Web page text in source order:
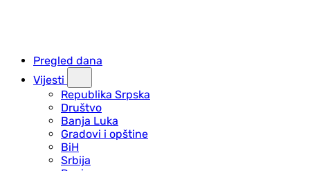
Pregled dana
Vijesti
Republika Srpska
Društvo
Banja Luka
Gradovi i opštine
BiH
Srbija